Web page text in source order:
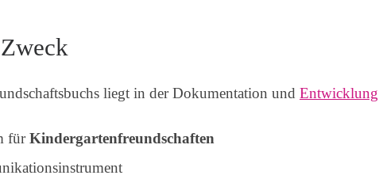
liegt in der Dokumentation und Entwicklung
fürKindergartenfreundschaften